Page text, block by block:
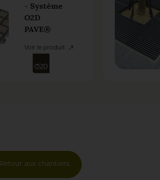
- Système
O2D
PAVE®
Voir le produit
Retour aux chantiers